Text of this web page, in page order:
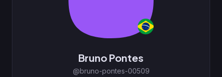
Bruno Pontes
@bruno-pontes-00509